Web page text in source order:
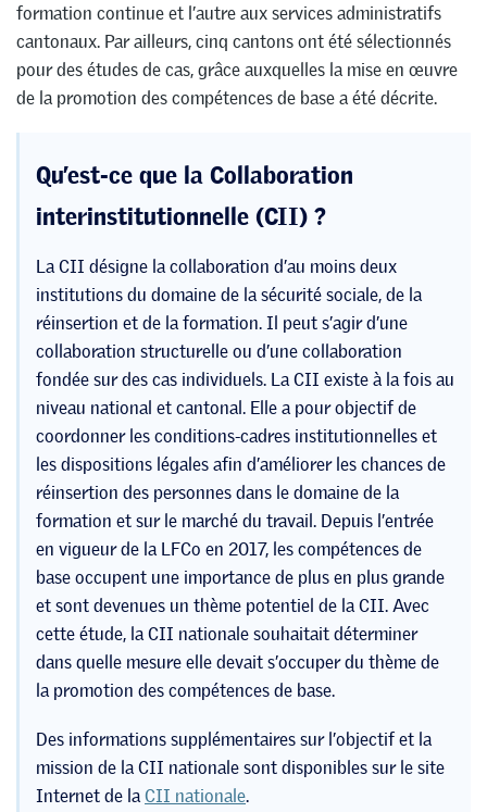
formation continue et l’autre aux services administratifs
cantonaux. Par ailleurs, cinq cantons ont été sélectionnés
pour des études de cas, grâce auxquelles la mise en œuvre
de la promotion des compétences de base a été décrite.
Qu’est-ce que la Collaboration
interinstitutionnelle (CII) ?
La CII désigne la collaboration d’au moins deux
institutions du domaine de la sécurité sociale, de la
réinsertion et de la formation. Il peut s’agir d’une
collaboration structurelle ou d’une collaboration
fondée sur des cas individuels. La CII existe à la fois au
niveau national et cantonal. Elle a pour objectif de
coordonner les conditions-cadres institutionnelles et
les dispositions légales afin d’améliorer les chances de
réinsertion des personnes dans le domaine de la
formation et sur le marché du travail. Depuis l’entrée
en vigueur de la LFCo en 2017, les compétences de
base occupent une importance de plus en plus grande
et sont devenues un thème potentiel de la CII. Avec
cette étude, la CII nationale souhaitait déterminer
dans quelle mesure elle devait s’occuper du thème de
la promotion des compétences de base.
Des informations supplémentaires sur l’objectif et la
mission de la CII nationale sont disponibles sur le site
Internet de laCII nationale.